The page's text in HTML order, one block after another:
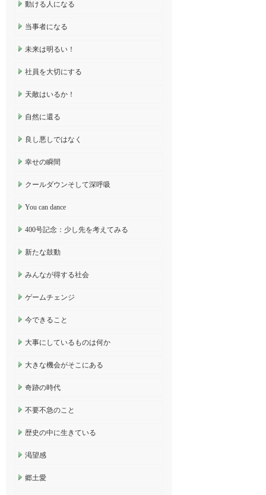
動ける人になる
当事者になる
未来は明るい！
社員を大切にする
天敵はいるか！
自然に還る
良し悪しではなく
幸せの瞬間
クールダウンそして深呼吸
You can dance
400号記念：少し先を考えてみる
新たな鼓動
みんなが得する社会
ゲームチェンジ
今できること
大事にしているものは何か
大きな機会がそこにある
奇跡の時代
不要不急のこと
歴史の中に生きている
渇望感
郷土愛